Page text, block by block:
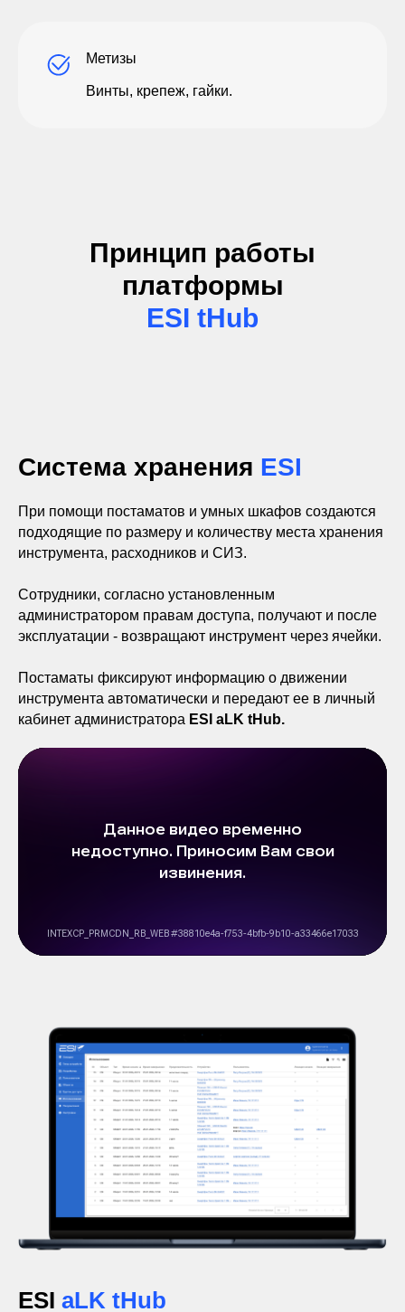
Метизы
Винты, крепеж, гайки.
Принцип работы
платформы
ESI tHub
Система хранения ESI
При помощи постаматов и умных шкафов создаются
подходящие по размеру и количеству места хранения
инструмента, расходников и СИЗ.
Сотрудники, согласно установленным
администратором правам доступа, получают и после
эксплуатации - возвращают инструмент через ячейки.
Постаматы фиксируют информацию о движении
инструмента автоматически и передают ее в личный
кабинет администратора ESI aLK tHub.
ESI aLK tHub